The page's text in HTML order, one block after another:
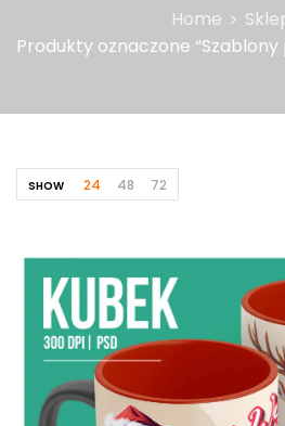
Home
Produkty oznaczone
SHOW 24 48 72